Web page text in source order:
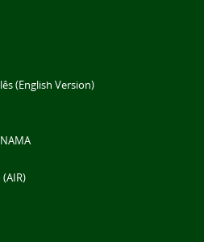
(English Version)